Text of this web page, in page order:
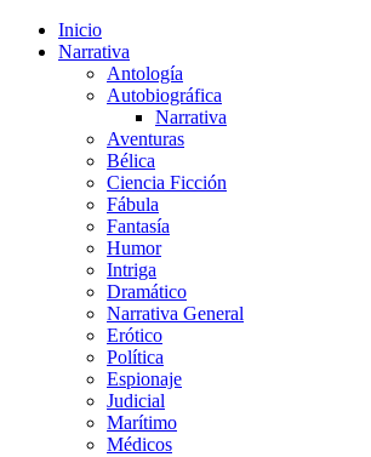
Inicio
Narrativa
Antología
Autobiográfica
Narrativa
Aventuras
Bélica
Ciencia Ficción
Fábula
Fantasía
Humor
Intriga
Dramático
Narrativa General
Erótico
Política
Espionaje
Judicial
Marítimo
Médicos